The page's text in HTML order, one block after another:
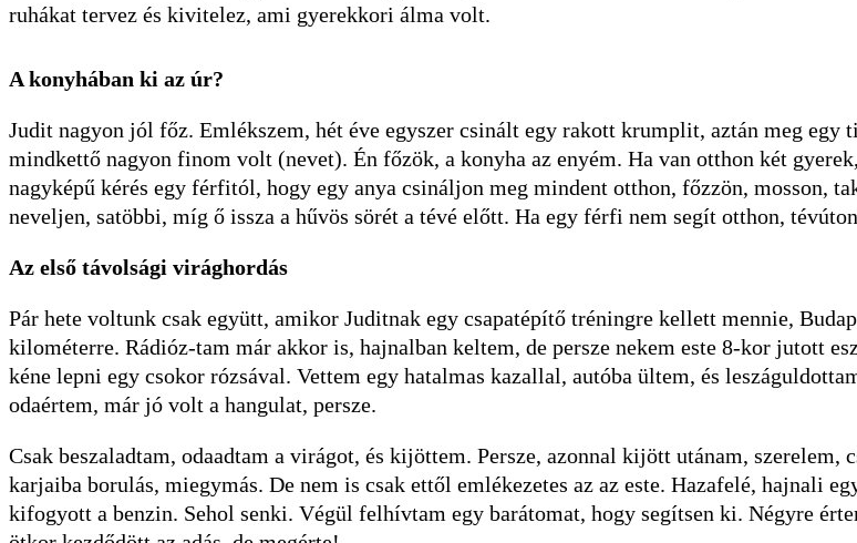
ruhákat tervez és kivitelez, ami gyerekkori álma volt.
A konyhában ki az úr?
Judit nagyon jól főz. Emlékszem, hét éve egyszer csinált egy rakott krumplit, aztán meg egy
mindkettő nagyon finom volt (nevet). Én főzök, a konyha az enyém. Ha van otthon két
nagyképű kérés egy férfitól, hogy egy anya csináljon meg mindent otthon, főzzön, mosson,
neveljen, satöbbi, míg ő issza a hűvös sörét a tévé előtt. Ha egy férfi nem segít otthon,
Az első távolsági virághordás
Pár hete voltunk csak együtt, amikor Juditnak egy csapatépítő tréningre kellett mennie,
kilométerre. Rádióz-tam már akkor is, hajnalban keltem, de persze nekem este 8-kor jutott
kéne lepni egy csokor rózsával. Vettem egy hatalmas kazallal, autóba ültem, és
odaértem, már jó volt a hangulat, persze.
Csak beszaladtam, odaadtam a virágot, és kijöttem. Persze, azonnal kijött utánam, szerelem,
karjaiba borulás, miegymás. De nem is csak ettől emlékezetes az az este. Hazafelé, hajnali
kifogyott a benzin. Sehol senki. Végül felhívtam egy barátomat, hogy segítsen ki. Négyre